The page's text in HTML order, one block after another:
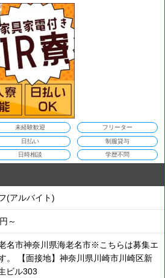
未経験歓迎 フリーター
日払い 制服貸与
日時相談 学歴不問
(アルバイト)
～
名市神奈川県海老名市※こちらは募集エ
。 【面接地】神奈川県川崎市川崎区新
ビル303